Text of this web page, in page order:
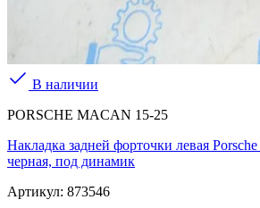
В наличии
PORSCHE MACAN 15-25
Накладка задней форточки левая
черная, под динамик
Артикул: 873546